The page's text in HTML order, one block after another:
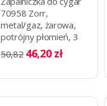
70958 Zorr,
metal/gaz, żarowa,
potrójny płomień, 3
50,82 46,20 zł